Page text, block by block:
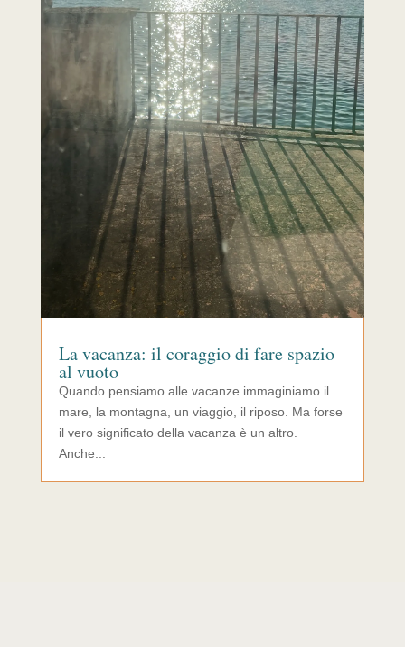
La vacanza: il coraggio di fare spazio
al vuoto
Quando pensiamo alle vacanze immaginiamo il
mare, la montagna, un viaggio, il riposo. Ma forse
il vero significato della vacanza è un altro.
Anche...